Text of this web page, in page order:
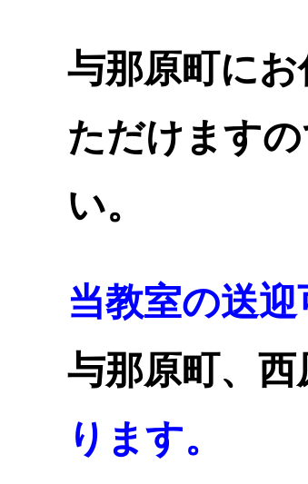
与那原町に
ただけます
い。
当教室の送
与那原町、
ります。